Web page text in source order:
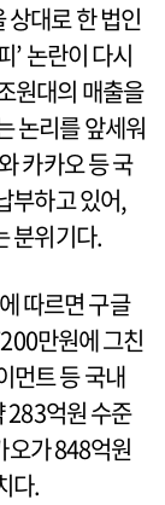
상대로 한 법인
’ 논란이 다시
원대의 매출을
논리를 앞세워
카카오 등 국
부하고 있어,
분위기다.
따르면 구글
만원에 그친
먼트 등 국내
283억원 수준
오가 848억원
다.